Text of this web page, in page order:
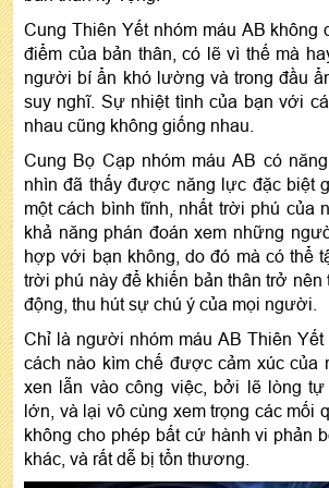
Cung Thiên Yết nhóm máu AB không
điểm của bản thân, có lẽ vì thế mà
người bí ẩn khó lường và trong đầu
suy nghĩ. Sự nhiệt tình của bạn với
nhau cũng không giống nhau.
Cung Bọ Cạp nhóm máu AB có
nhìn đã thấy được năng lực đặc biệt
một cách bình tĩnh, nhất trời phú của
khả năng phán đoán xem những
hợp với bạn không, do đó mà có thể
trời phú này để khiến bản thân trở
động, thu hút sự chú ý của mọi người.
Chỉ là người nhóm máu AB Thiên
cách nào kìm chế được cảm xúc của
xen lẫn vào công việc, bởi lẽ lòng tự
lớn, và lại vô cùng xem trọng các mối
không cho phép bất cứ hành vi phản
khác, và rất dễ bị tổn thương.